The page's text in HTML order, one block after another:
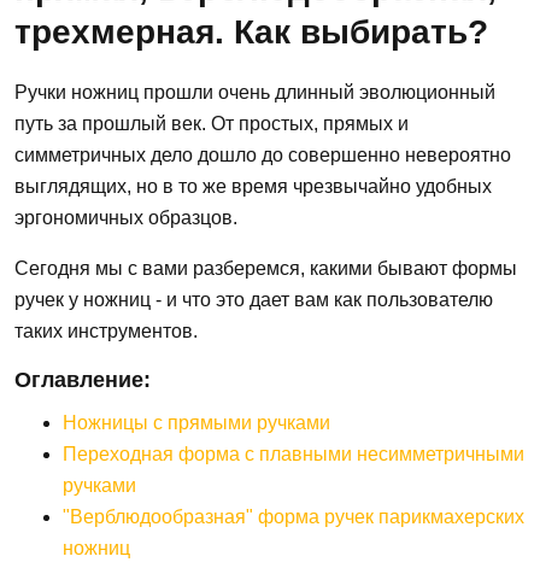
трехмерная. Как выбирать?
Ручки ножниц прошли очень длинный эволюционный
путь за прошлый век. От простых, прямых и
симметричных дело дошло до совершенно невероятно
выглядящих, но в то же время чрезвычайно удобных
эргономичных образцов.
Сегодня мы с вами разберемся, какими бывают формы
ручек у ножниц - и что это дает вам как пользователю
таких инструментов.
Оглавление:
Ножницы с прямыми ручками
Переходная форма с плавными несимметричными
ручками
"Верблюдообразная" форма ручек парикмахерских
ножниц